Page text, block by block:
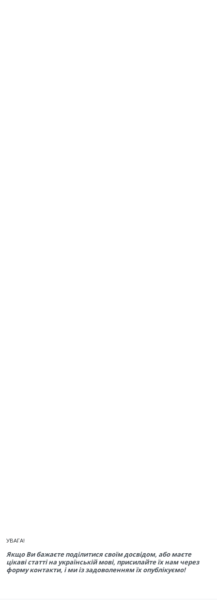
УВАГА!
Якщо Ви бажаєте поділитися своїм досвідом, або маєте
цікаві статті на українській мові, присилайте їх нам через
форму контакти, і ми із задоволенням їх опублікуємо!